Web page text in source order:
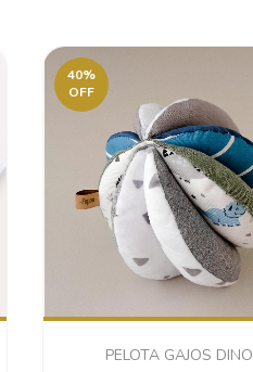
40%
OFF
PELOTA GAJOS DINO